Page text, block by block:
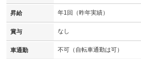
昇給 年1回（昨年実績）
賞与 なし
車通勤 不可（自転車通勤は可）